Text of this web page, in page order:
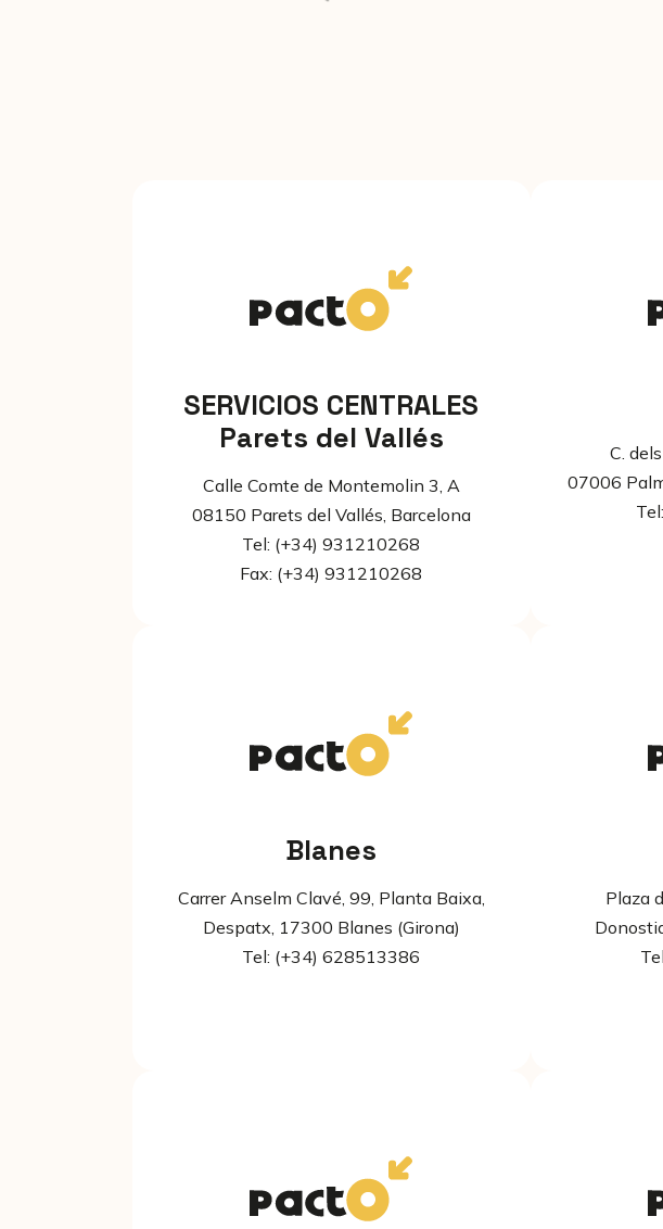
SERVICIOS CENTRALES
Parets del Vallés
Calle Comte de Montemolin 3, A
08150 Parets del Vallés, Barcelona
Tel: (+34) 931210268
Fax: (+34) 931210268
C.
07006
Blanes
Carrer Anselm Clavé, 99, Planta Baixa,
Despatx, 17300 Blanes (Girona)
Tel: (+34) 628513386
Plaza